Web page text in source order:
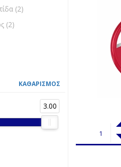
(2)
(2)
ΚΑΘΑΡΙΣΜΟΣ
3.00